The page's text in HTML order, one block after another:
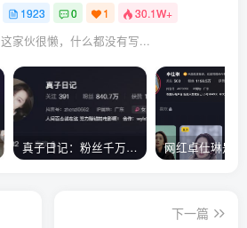
1923 0 1 30.1W+
这家伙很懒，什么都没有写...
真子日记：粉丝千万的真子日记是最懂反转的网红吗？
下一篇